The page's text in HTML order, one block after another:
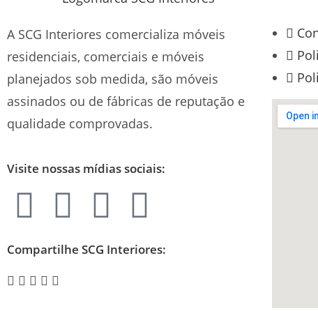
A SCG Interiores comercializa móveis
residenciais, comerciais e móveis
planejados sob medida, são móveis
assinados ou de fábricas de reputação e
qualidade comprovadas.
Visite nossas mídias sociais:
Compartilhe SCG Interiores: